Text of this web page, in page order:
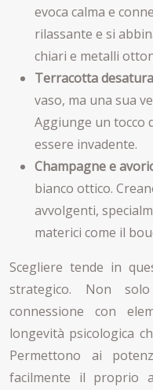
evoca calma e
rilassante e si
chiari e metalli
Terracotta
vaso, ma una sua
Aggiunge un tocco
essere invadente.
Champagne e
bianco ottico.
avvolgenti,
materici come il
Scegliere tende in
strategico. Non
connessione con
longevità psicologica
Permettono ai
facilmente il proprio